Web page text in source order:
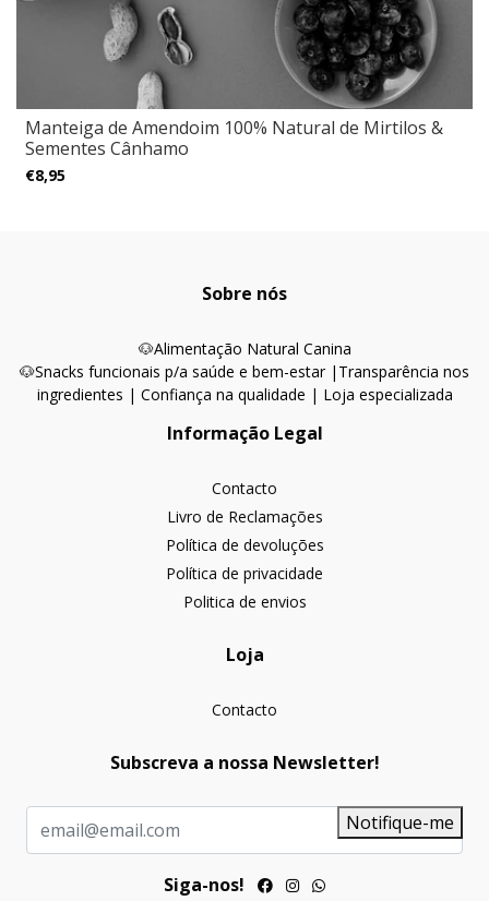
Manteiga de Amendoim 100% Natural de Mirtilos &
Sementes Cânhamo
€8,95
Sobre nós
🐶Alimentação Natural Canina
🐶Snacks funcionais p/a saúde e bem-estar | Transparência nos
ingredientes | Confiança na qualidade | Loja especializada
Informação Legal
Contacto
Livro de Reclamações
Política de devoluções
Política de privacidade
Politica de envios
Loja
Contacto
Subscreva a nossa Newsletter!
Notifique-me
Siga-nos!